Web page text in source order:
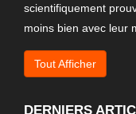
scientifiquement
moins bien avec leur
Tout Afficher
DERNIERS